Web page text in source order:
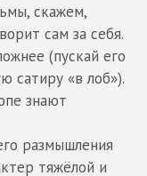
скажем,
сам за себя.
(пускай его
сатиру «в лоб»).
знают
размышления
тяжёлой и